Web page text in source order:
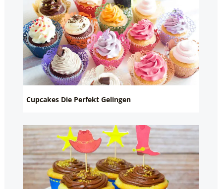
Cupcakes Die Perfekt Gelingen